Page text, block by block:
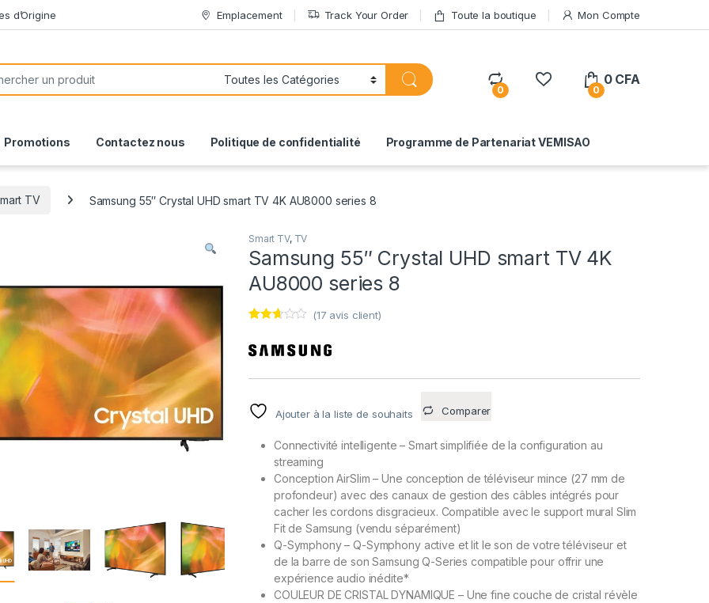
d’Origine Emplacement Track Your Order Toute la boutique Mon Compte
0 0
0 CFA
Promotions Contactez nous Politique de confidentialité Programme de Partenariat VEMISAO
TV Samsung 55″ Crystal UHD smart TV 4K AU8000 series 8
Smart TV, TV
Samsung 55″ Crystal UHD smart TV 4K
AU8000 series 8
sur
ns
client
(17 avis client)
Ajouter à la liste de souhaits Comparer
Connectivité intelligente – Smart simplifiée de la configuration au
streaming
Conception AirSlim – Une conception de téléviseur mince (27 mm de
profondeur) avec des canaux de gestion des câbles intégrés pour
cacher les cordons disgracieux. Compatible avec le support mural Slim
Fit de Samsung (vendu séparément)
Q-Symphony – Q-Symphony active et lit le son de votre téléviseur et
de la barre de son Samsung Q-Series compatible pour offrir une
expérience audio inédite*
COULEUR DE CRISTAL DYNAMIQUE – Une fine couche de cristal révèle